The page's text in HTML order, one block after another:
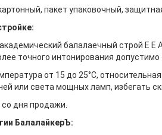
пакет упаковочный,
балалаечный строй E
точного интонирования
от 15 до 25°С,
или света мощных ламп, избегать
дня продажи.
БалалайкерЪ: